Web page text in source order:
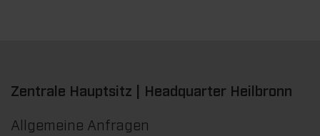
Zentrale Hauptsitz | Headquarter Heilbronn
Allgemeine Anfragen